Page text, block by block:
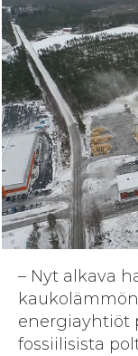
– Nyt alkava
energiayhtiöt
fossiilisista